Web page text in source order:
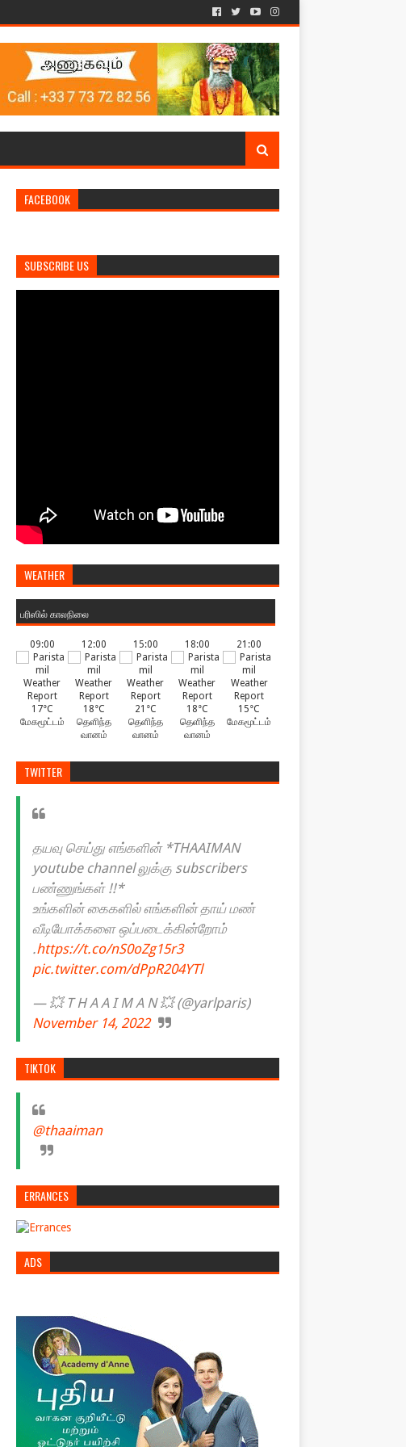
FACEBOOK
SUBSCRIBE US
WEATHER
பரிஸில் காலநிலை
09:00
17°C
மேகமூட்டம்
12:00
18°C
தெளிந்த
வானம்
15:00
21°C
தெளிந்த
வானம்
18:00
18°C
தெளிந்த
வானம்
21:00
15°C
மேகமூட்டம்
TWITTER
தயவு செய்து எங்களின் *THAAIMAN
youtube channel லுக்கு subscribers
பண்ணுங்கள் !!*
உங்களின் கைகளில் எங்களின் தாய் மண்
வீடியோக்களை ஒப்படைக்கின்றோம்
.https://t.co/nS0oZg15r3
pic.twitter.com/dPpR204YTl
— 💥 T H A A I M A N 💥 (@yarlparis)
November 14, 2022
TIKTOK
@thaaiman
ERRANCES
ADS